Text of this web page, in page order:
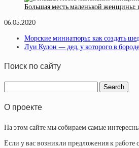
Большая месть маленькой женщины:
06.05.2020
Морские миниатюры: как создать
Луи Кулон — дед, у которого в
Поиск по сайту
О проекте
На этом сайте мы собираем самые
Если у вас возникли предложения к